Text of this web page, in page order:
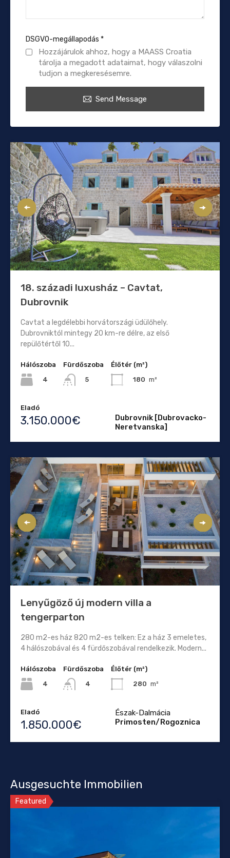
DSGVO-megállapodás *
Hozzájárulok ahhoz, hogy a MAASS Croatia
tárolja a megadott adataimat, hogy válaszolni
tudjon a megkeresésemre.
Send Message
18. századi luxusház – Cavtat,
Dubrovnik
Cavtat a legdélebbi horvátországi üdülőhely.
Dubrovniktól mintegy 20 km-re délre, az első
repülőtértől 10...
Hálószoba
4
Fürdőszoba
5
Élőtér (m²)
180 m²
Eladó
3.150.000€
Dubrovnik [Dubrovacko-
Neretvanska]
Lenyűgöző új modern villa a
tengerparton
280 m2-es ház 820 m2-es telken: Ez a ház 3 emeletes,
4 hálószobával és 4 fürdőszobával rendelkezik. Modern...
Hálószoba
4
Fürdőszoba
4
Élőtér (m²)
280 m²
Eladó
1.850.000€
Észak-Dalmácia
Primosten/Rogoznica
Ausgesuchte Immobilien
Featured